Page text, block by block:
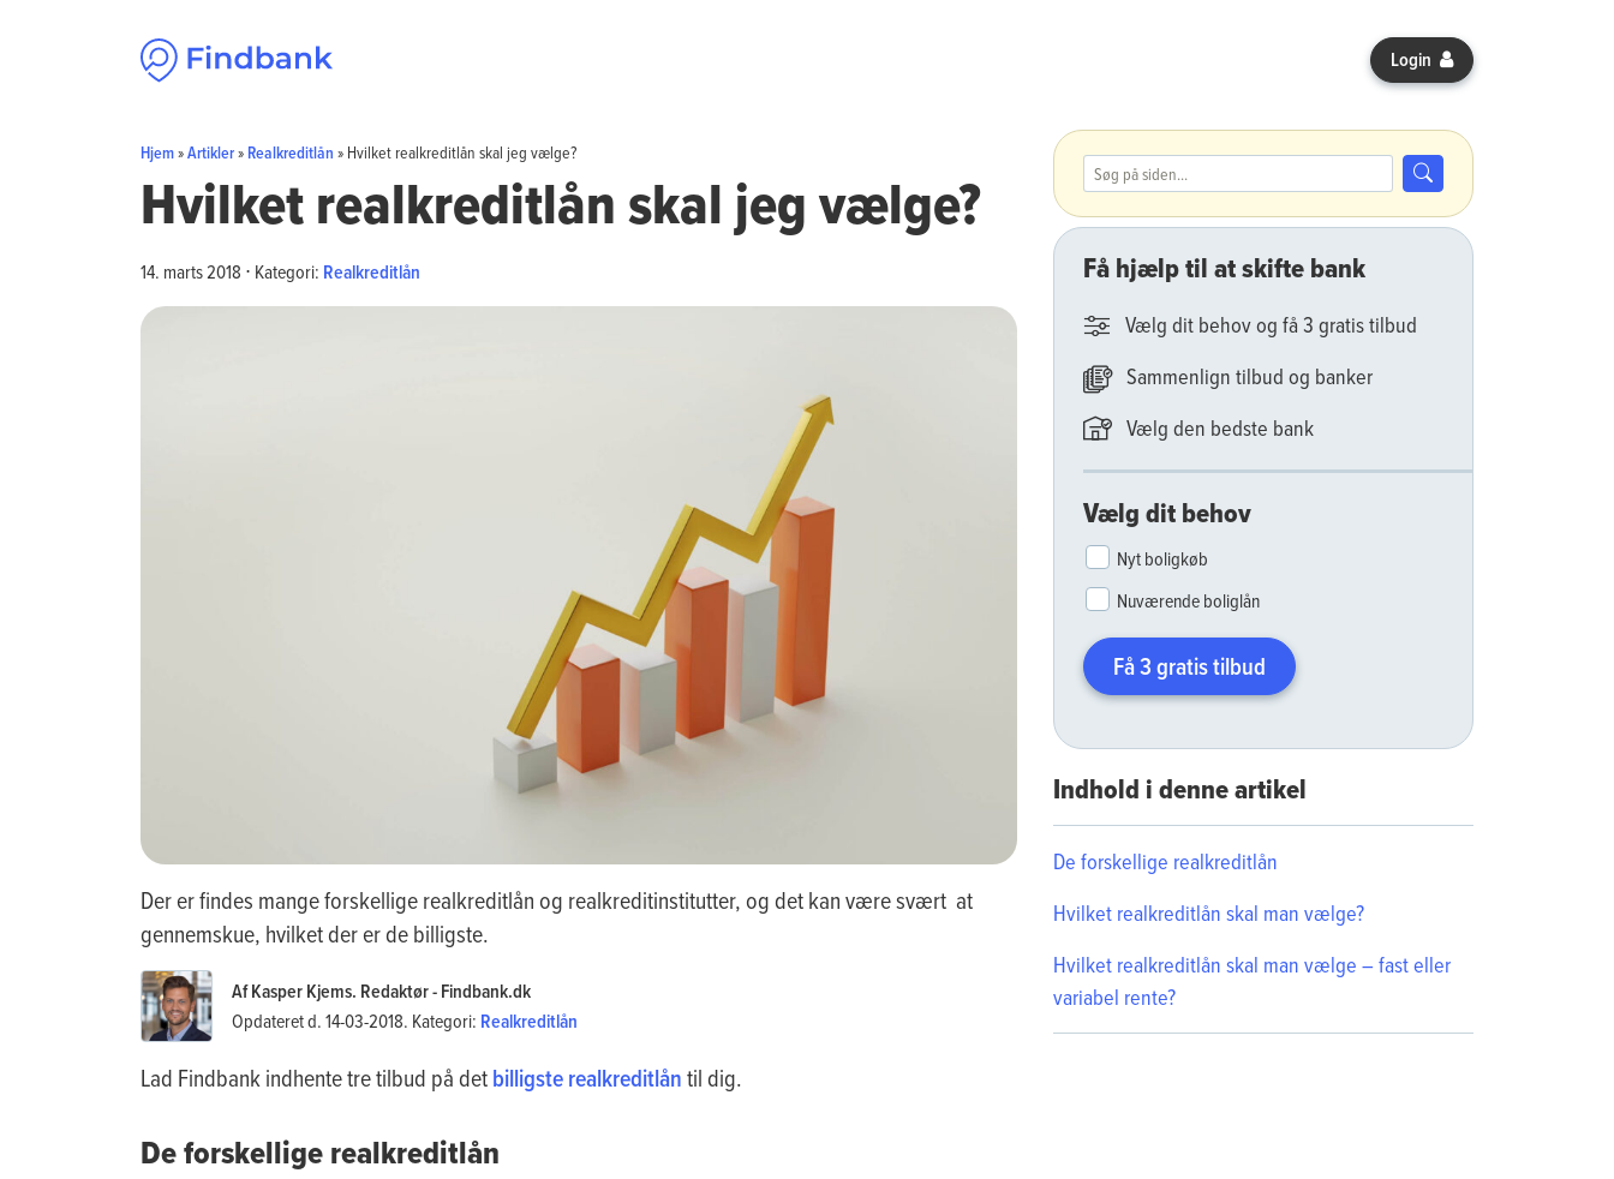
Login
Hjem»Artikler» Realkreditlån » Hvilket realkreditlån skal jeg vælge?
Hvilket realkreditlån skal jeg vælge?
14. marts 2018 ⋅ Kategori: Realkreditlån
Der er findes mange forskellige realkreditlån og realkreditinstitutter, og det kan være svært at
gennemskue, hvilket der er de billigste.
Af Kasper Kjems. Redaktør - Findbank.dk
Opdateret d. 14-03-2018. Kategori: Realkreditlån
Lad Findbank indhente tre tilbud på detbilligste realkreditlåntil dig.
De forskellige realkreditlån
Søg efter: Søg
Få hjælp til at skifte bank
Vælg dit behov og få 3 gratis tilbud
Sammenlign tilbud og banker
Vælg den bedste bank
Vælg dit behov
Nyt boligkøb
Nuværende boliglån
Få 3 gratis tilbud
Indhold i denne artikel
De forskellige realkreditlån
Hvilket realkreditlån skal man vælge?
Hvilket realkreditlån skal man vælge – fast eller
variabel rente?